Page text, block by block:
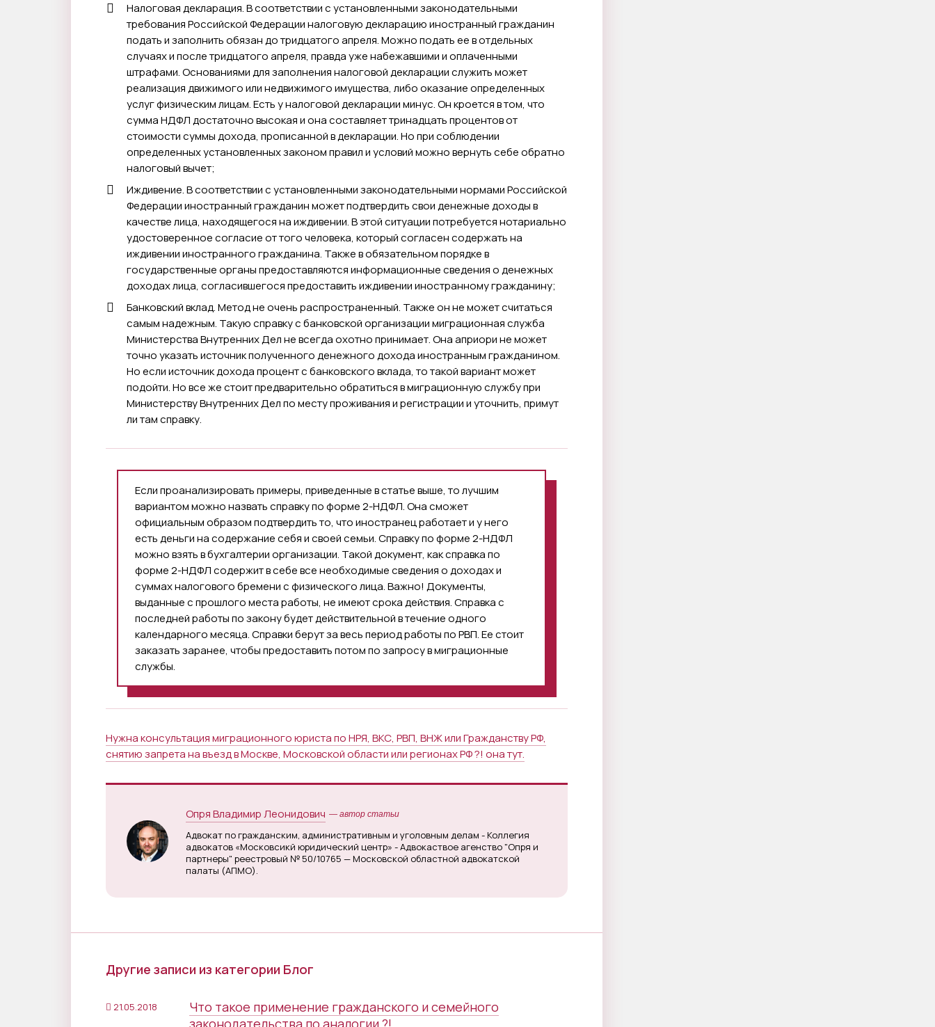
Налоговая декларация. В соответствии с установленными законодательными
требования Российской Федерации налоговую декларацию иностранный гражданин
подать и заполнить обязан до тридцатого апреля. Можно подать ее в отдельных
случаях и после тридцатого апреля, правда уже набежавшими и оплаченными
штрафами. Основаниями для заполнения налоговой декларации служить может
реализация движимого или недвижимого имущества, либо оказание определенных
услуг физическим лицам. Есть у налоговой декларации минус. Он кроется в том, что
сумма НДФЛ достаточно высокая и она составляет тринадцать процентов от
стоимости суммы дохода, прописанной в декларации. Но при соблюдении
определенных установленных законом правил и условий можно вернуть себе обратно
налоговый вычет;
Иждивение. В соответствии с установленными законодательными нормами Российской
Федерации иностранный гражданин может подтвердить свои денежные доходы в
качестве лица, находящегося на иждивении. В этой ситуации потребуется нотариально
удостоверенное согласие от того человека, который согласен содержать на
иждивении иностранного гражданина. Также в обязательном порядке в
государственные органы предоставляются информационные сведения о денежных
доходах лица, согласившегося предоставить иждивении иностранному гражданину;
Банковский вклад. Метод не очень распространенный. Также он не может считаться
самым надежным. Такую справку с банковской организации миграционная служба
Министерства Внутренних Дел не всегда охотно принимает. Она априори не может
точно указать источник полученного денежного дохода иностранным гражданином.
Но если источник дохода процент с банковского вклада, то такой вариант может
подойти. Но все же стоит предварительно обратиться в миграционную службу при
Министерству Внутренних Дел по месту проживания и регистрации и уточнить, примут
ли там справку.
Если проанализировать примеры, приведенные в статье выше, то лучшим
вариантом можно назвать справку по форме 2-НДФЛ. Она сможет
официальным образом подтвердить то, что иностранец работает и у него
есть деньги на содержание себя и своей семьи. Справку по форме 2-НДФЛ
можно взять в бухгалтерии организации. Такой документ, как справка по
форме 2-НДФЛ содержит в себе все необходимые сведения о доходах и
суммах налогового бремени с физического лица. Важно! Документы,
выданные с прошлого места работы, не имеют срока действия. Справка с
последней работы по закону будет действительной в течение одного
календарного месяца. Справки берут за весь период работы по РВП. Ее стоит
заказать заранее, чтобы предоставить потом по запросу в миграционные
службы.
Нужна консультация миграционного юриста по НРЯ, ВКС, РВП, ВНЖ или Гражданству РФ,
снятию запрета на въезд в Москве, Московской области или регионах РФ ?! она тут.
Опря Владимир Леонидович — автор статьи
Адвокат по гражданским, административным и уголовным делам - Коллегия
адвокатов «Московсикй юридический центр» - Адвокаствое агенство "Опря и
партнеры" реестровый № 50/10765 — Московской областной адвокатской
палаты (АПМО).
Другие записи из категории Блог
21.05.2018
Что такое применение гражданского и семейного